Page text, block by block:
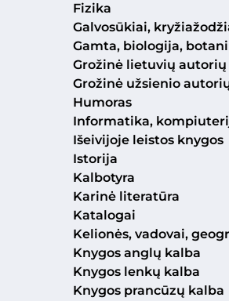
Fizika
Galvosūkiai,
Gamta, biologija,
Grožinė lietuvių autorių
Grožinė užsienio
Humoras
Informatika,
Išeivijoje leistos knygos
Istorija
Kalbotyra
Karinė literatūra
Katalogai
Kelionės, vadovai,
Knygos anglų kalba
Knygos lenkų kalba
Knygos prancūzų kalba